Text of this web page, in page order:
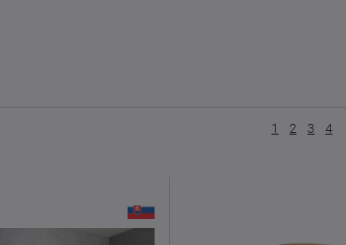
4
3
2
1